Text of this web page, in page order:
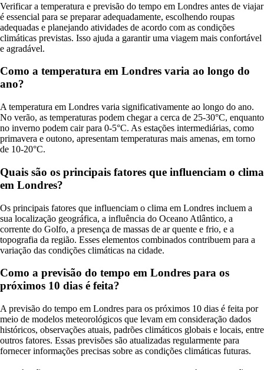
Verificar a temperatura e previsão do tempo em Londres antes de viajar
é essencial para se preparar adequadamente, escolhendo roupas
adequadas e planejando atividades de acordo com as condições
climáticas previstas. Isso ajuda a garantir uma viagem mais confortável
e agradável.
Como a temperatura em Londres varia ao longo do
ano?
A temperatura em Londres varia significativamente ao longo do ano.
No verão, as temperaturas podem chegar a cerca de 25-30°C, enquanto
no inverno podem cair para 0-5°C. As estações intermediárias, como
primavera e outono, apresentam temperaturas mais amenas, em torno
de 10-20°C.
Quais são os principais fatores que influenciam o clima
em Londres?
Os principais fatores que influenciam o clima em Londres incluem a
sua localização geográfica, a influência do Oceano Atlântico, a
corrente do Golfo, a presença de massas de ar quente e frio, e a
topografia da região. Esses elementos combinados contribuem para a
variação das condições climáticas na cidade.
Como a previsão do tempo em Londres para os
próximos 10 dias é feita?
A previsão do tempo em Londres para os próximos 10 dias é feita por
meio de modelos meteorológicos que levam em consideração dados
históricos, observações atuais, padrões climáticos globais e locais, entre
outros fatores. Essas previsões são atualizadas regularmente para
fornecer informações precisas sobre as condições climáticas futuras.